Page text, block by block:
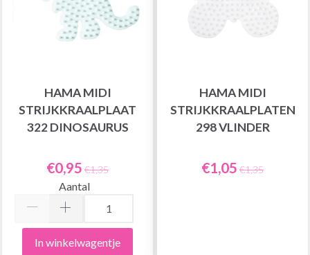
HAMA MIDI
STRIJKKRAALPLAAT
322 DINOSAURUS
€0,95 €1,35
Aantal
In winkelwagentje
HAMA MIDI
STRIJKKRAALPLATEN
298 VLINDER
€1,05 €1,35